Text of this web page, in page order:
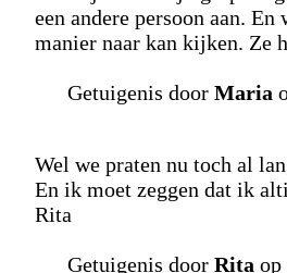
een andere persoon aan.
manier naar kan kijken. Ze
Getuigenis door Maria
Wel we praten nu toch al
En ik moet zeggen dat ik
Rita
Getuigenis door Rita op